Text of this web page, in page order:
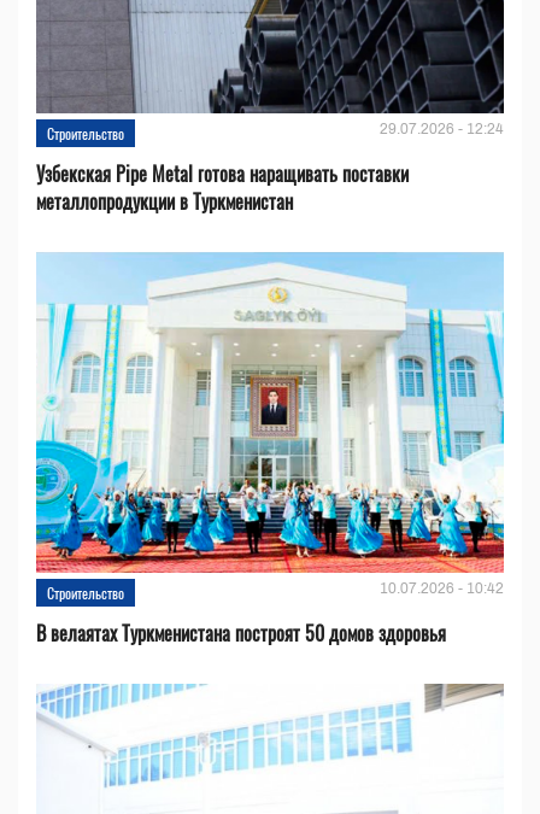
Строительство 29.07.2026 - 12:24
Узбекская Pipe Metal готова наращивать поставки
металлопродукции в Туркменистан
Строительство 10.07.2026 - 10:42
В велаятах Туркменистана построят 50 домов здоровья